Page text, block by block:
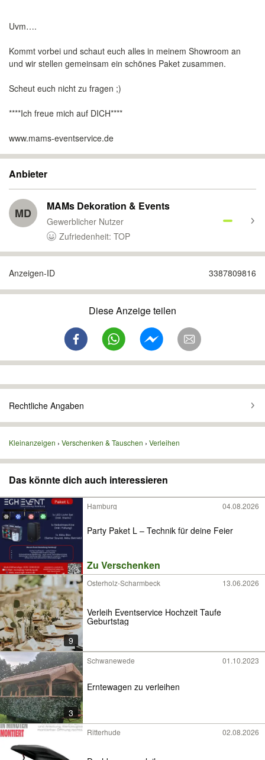
Uvm….
Kommt vorbei und schaut euch alles in meinem Showroom an
und wir stellen gemeinsam ein schönes Paket zusammen.
Scheut euch nicht zu fragen ;)
****Ich freue mich auf DICH****
www.mams-eventservice.de
Anbieter
MD MAMs Dekoration & Events
Gewerblicher Nutzer
Zufriedenheit: TOP
Anzeigen-ID 3387809816
Diese Anzeige teilen
Rechtliche Angaben
Kleinanzeigen Verschenken & Tauschen Verleihen
Das könnte dich auch interessieren
Hamburg 04.08.2026
Party Paket L – Technik für deine Feier
Zu Verschenken
9
Osterholz-Scharmbeck 13.06.2026
Verleih Eventservice Hochzeit Taufe
Geburtstag
3
Schwanewede 01.10.2023
Erntewagen zu verleihen
Ritterhude 02.08.2026